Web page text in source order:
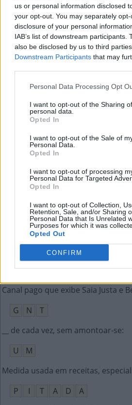
us or personal information disclosed
your opt-out. You may separately
disclosure of your personal
IAB’s list of downstream participants.
also be disclosed by us to third
Downstream Participants that may
Personal Data Processing Opt
I want to opt-out of the Sharing
personal data.
Opted In
I want to opt-out of the Sale of
Personal Data.
Opted In
I want to opt-out of processing
Personal Data for Targeted
Opted In
I want to opt-out of Collection,
Retention, Sale, and/or Sharing
Personal Data that Is Unrelated
Purposes for which it was
Opted Out
CONFIRM
James __, também conhecido
B
O N
D
"Uniformes" usados em blocos de
A
B A D Á
S
Porco no __, tradicional prato do
O L E T
E
D E M
A
Iniciais do apresentador do Viva a
L
Gás liquefeito para combustível de
P
L
Mudar, modificar:
A
L T E R A
R
Canal pago que exibe Saia Justa e
G
N
T
__ de cada vez, sem amontoar-se:
U
M
Medida usada em receitas,
P
I T A D
A